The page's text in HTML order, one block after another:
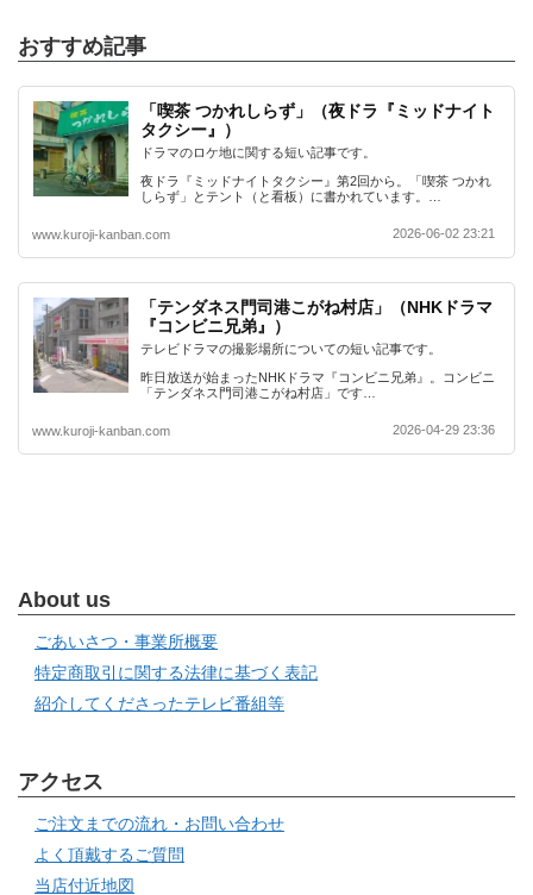
おすすめ記事
「喫茶 つかれしらず」（夜ドラ『ミッドナイト
タクシー』）
ドラマのロケ地に関する短い記事です。
夜ドラ『ミッドナイトタクシー』第2回から。「喫茶 つかれ
しらず」とテント（と看板）に書かれています。…
www.kuroji-kanban.com 2026-06-02 23:21
「テンダネス門司港こがね村店」（NHKドラマ
『コンビニ兄弟』）
テレビドラマの撮影場所についての短い記事です。
昨日放送が始まったNHKドラマ『コンビニ兄弟』。コンビニ
「テンダネス門司港こがね村店」です…
www.kuroji-kanban.com 2026-04-29 23:36
About us
ごあいさつ・事業所概要
特定商取引に関する法律に基づく表記
紹介してくださったテレビ番組等
アクセス
ご注文までの流れ・お問い合わせ
よく頂戴するご質問
当店付近地図